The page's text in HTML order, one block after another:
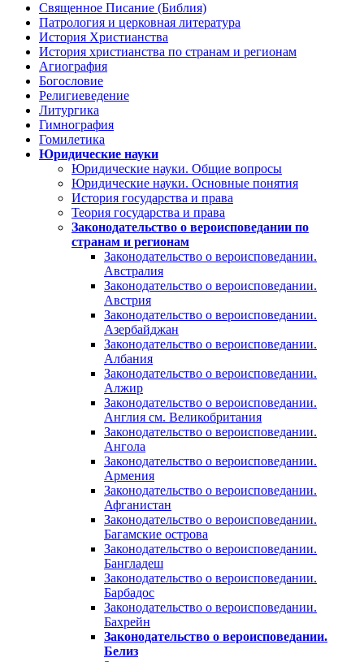
Священное Писание (Библия)
Патрология и церковная литература
История Христианства
История христианства по странам и регионам
Агиография
Богословие
Религиеведение
Литургика
Гимнография
Гомилетика
Юридические науки
Юридические науки. Общие вопросы
Юридические науки. Основные понятия
История государства и права
Теория государства и права
Законодательство о вероисповедании по
странам и регионам
Законодательство о вероисповедании.
Австралия
Законодательство о вероисповедании.
Австрия
Законодательство о вероисповедании.
Азербайджан
Законодательство о вероисповедании.
Албания
Законодательство о вероисповедании.
Алжир
Законодательство о вероисповедании.
Англия см. Великобритания
Законодательство о вероисповедании.
Ангола
Законодательство о вероисповедании.
Армения
Законодательство о вероисповедании.
Афганистан
Законодательство о вероисповедании.
Багамские острова
Законодательство о вероисповедании.
Бангладеш
Законодательство о вероисповедании.
Барбадос
Законодательство о вероисповедании.
Бахрейн
Законодательство о вероисповедании.
Белиз